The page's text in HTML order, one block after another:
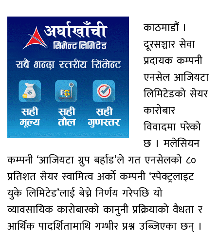
काठमाडौं ।
दूरसञ्चार सेवा
प्रदायक कम्पनी
एनसेल आजियटा
लिमिटेडको सेयर
कारोबार
विवादमा परेको
छ । मलेसियन
कम्पनी ‘आजियटा ग्रुप बर्हाड’ले गत एनसेलको ८०
प्रतिशत सेयर स्वामित्व अर्को कम्पनी ‘स्पेक्ट्रलाइट
युके लिमिटेड’लाई बेच्ने निर्णय गरेपछि यो
व्यावसायिक कारोबारको कानुनी प्रक्रियाको वैधता र
आर्थिक पादर्शितामाथि गम्भीर प्रश्न उब्जिएका छन् ।